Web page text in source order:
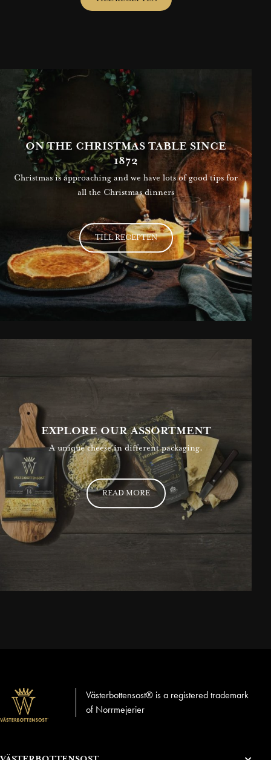
ON THE CHRISTMAS TABLE SINCE
1872
Christmas is approaching and we have lots of good tips for
all the Christmas dinners
TILL RECEPTEN
EXPLORE OUR ASSORTMENT
A unique cheese in different packaging.
READ MORE
Västerbottensost® is a registered trademark
of Norrmejerier